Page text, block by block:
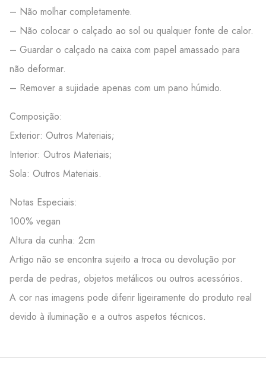
– Não molhar completamente.
– Não colocar o calçado ao sol ou qualquer fonte de calor.
– Guardar o calçado na caixa com papel amassado para
não deformar.
– Remover a sujidade apenas com um pano húmido.
Composição:
Exterior: Outros Materiais;
Interior: Outros Materiais;
Sola: Outros Materiais.
Notas Especiais:
100% vegan
Altura da cunha: 2cm
Artigo não se encontra sujeito a troca ou devolução por
perda de pedras, objetos metálicos ou outros acessórios.
A cor nas imagens pode diferir ligeiramente do produto real
devido à iluminação e a outros aspetos técnicos.